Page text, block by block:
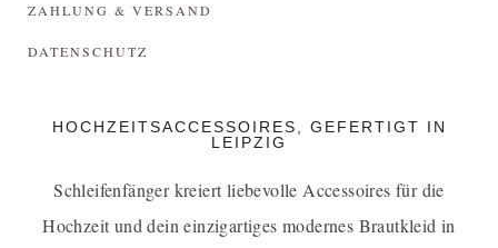
ZAHLUNG & VERSAND
DATENSCHUTZ
HOCHZEITSACCESSOIRES, GEFERTIGT IN
LEIPZIG
Schleifenfänger kreiert liebevolle Accessoires für die
Hochzeit und dein einzigartiges modernes Brautkleid in